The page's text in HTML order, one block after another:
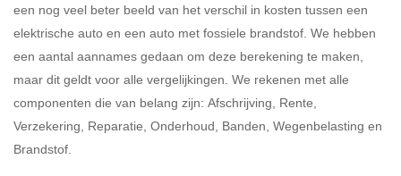
Rijdt u meer dan 500
kilometer privé?
Ja Nee
Belastingspercentage
37,07% (Belastbaar tot €
een nog veel beter beeld van het verschil in kosten tussen een
elektrische auto en een auto met fossiele brandstof. We hebben
een aantal aannames gedaan om deze berekening te maken,
maar dit geldt voor alle vergelijkingen. We rekenen met alle
componenten die van belang zijn: Afschrijving, Rente,
Verzekering, Reparatie, Onderhoud, Banden, Wegenbelasting en
Brandstof.